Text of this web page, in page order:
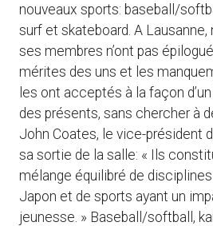
nouveaux sports: baseball/
surf et skateboard. A Lausanne,
ses membres n’ont pas
mérites des uns et les
les ont acceptés à la façon
des présents, sans chercher à
John Coates, le vice-président
sa sortie de la salle: « Ils
mélange équilibré de
Japon et de sports ayant un
jeunesse. » Baseball/softball,